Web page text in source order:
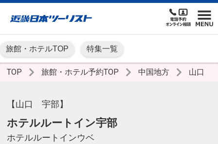
旅館・ホテルTOP 特集一覧
TOP 旅館・ホテル予約TOP 中国地方 山口
【山口 宇部】
ホテルルートイン宇部
ホテルルートインウベ